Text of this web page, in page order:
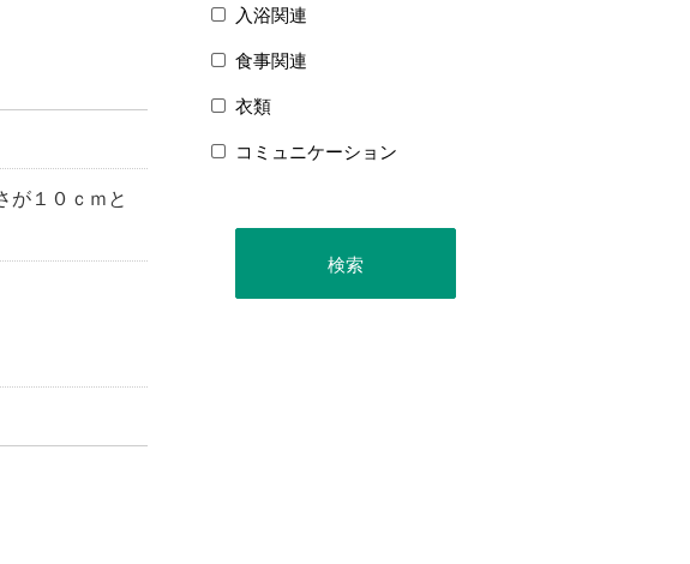
が１０ｃｍと
入浴関連
食事関連
衣類
コミュニケーション